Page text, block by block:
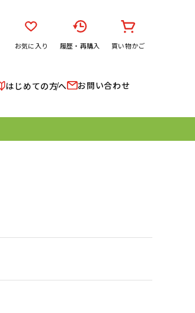
お気に入り 履歴・再購入 買い物かご
はじめての方へ お問い合わせ